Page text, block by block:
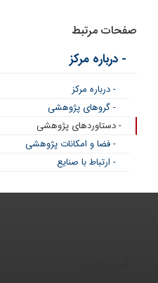
صفحات مرتبط
- درباره مرکز
- درباره مرکز
- گروهای پژوهشی
- دستاوردهای پژوهشی
- فضا و امکانات پژوهشی
- ارتباط با صنایع